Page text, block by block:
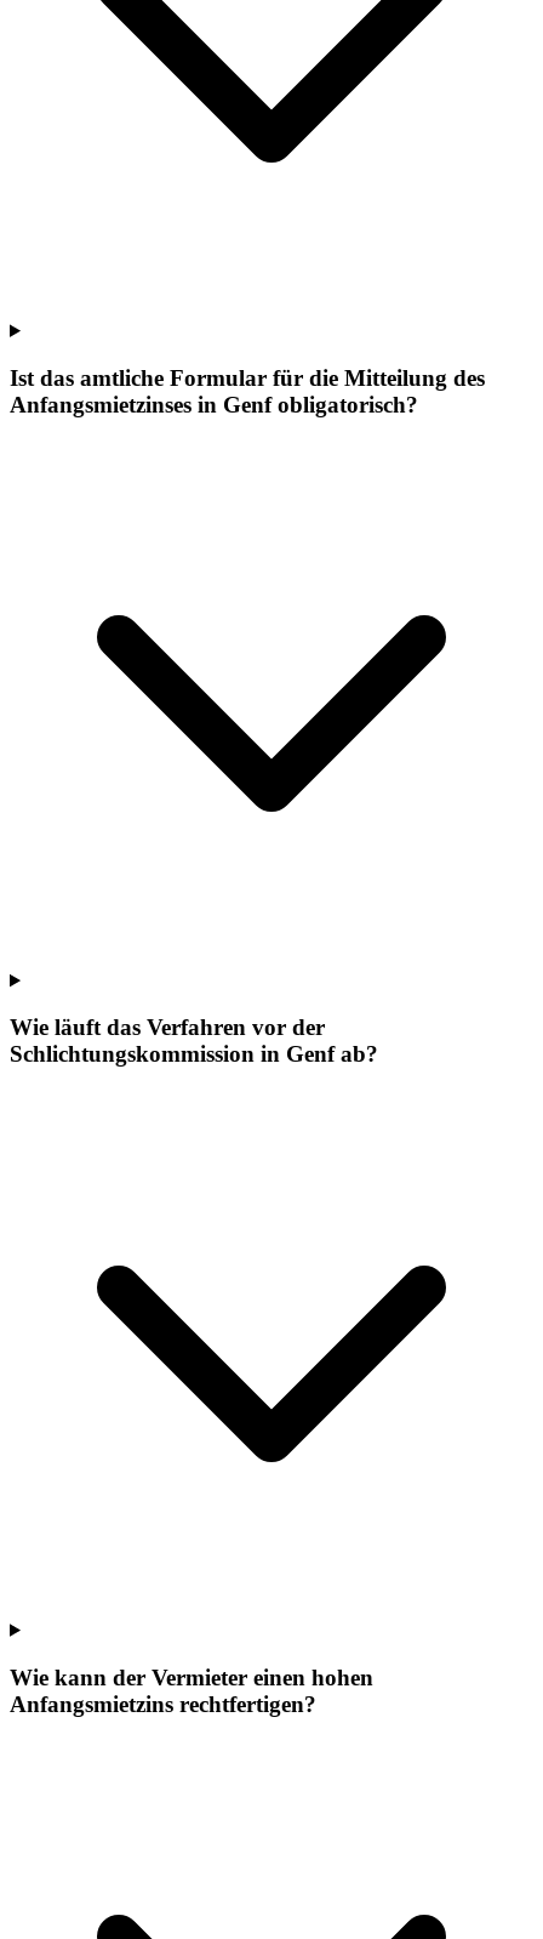
Ist das amtliche Formular für die Mitteilung des
Anfangsmietzinses in Genf obligatorisch?
Wie läuft das Verfahren vor der
Schlichtungskommission in Genf ab?
Wie kann der Vermieter einen hohen
Anfangsmietzins rechtfertigen?